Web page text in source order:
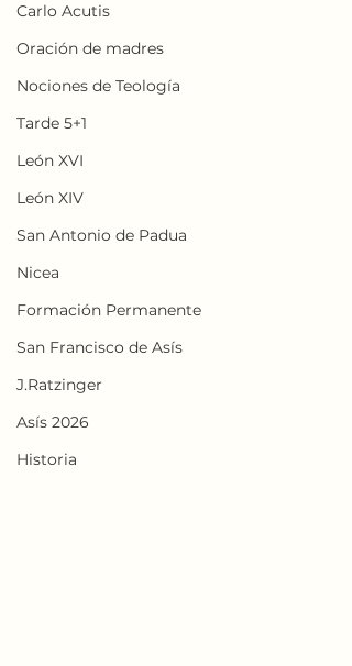
Carlo Acutis
Oración de madres
Nociones de Teología
Tarde 5+1
León XVI
León XIV
San Antonio de Padua
Nicea
Formación Permanente
San Francisco de Asís
J.Ratzinger
Asís 2026
Historia